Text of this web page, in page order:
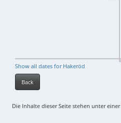
Show all dates for Hakeröd
Back
Die Inhalte dieser Seite stehen unter einer